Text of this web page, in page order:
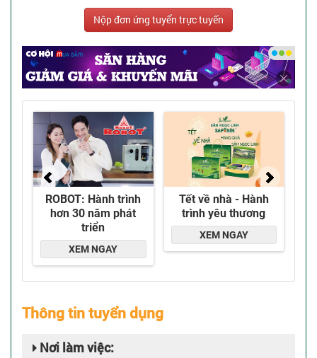
Nộp đơn ứng tuyển trực tuyến
Thông tin tuyển dụng
Nơi làm việc: